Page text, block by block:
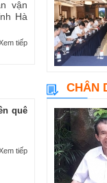
vận
Hà
tiếp
quê
tiếp
CHÂN